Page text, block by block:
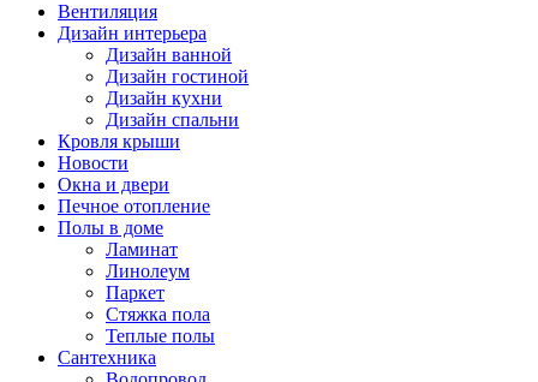
Вентиляция
Дизайн интерьера
Дизайн ванной
Дизайн гостиной
Дизайн кухни
Дизайн спальни
Кровля крыши
Новости
Окна и двери
Печное отопление
Полы в доме
Ламинат
Линолеум
Паркет
Стяжка пола
Теплые полы
Сантехника